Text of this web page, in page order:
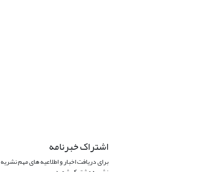
اشتراک خبرنامه
برای دریافت اخبار و اطلاعیه های مهم